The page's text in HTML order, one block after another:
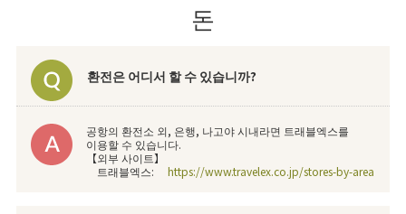
돈
환전은 어디서 할 수 있습니까?
공항의 환전소 외, 은행, 나고야 시내라면 트래블엑스를
이용할 수 있습니다.
【외부 사이트】
트래블엑스:https://www.travelex.co.jp/stores-by-area